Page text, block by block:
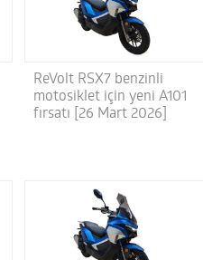
ReVolt RSX7 benzinli
motosiklet için yeni A101
fırsatı [26 Mart 2026]